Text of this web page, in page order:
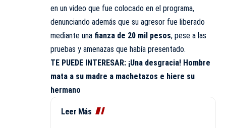
en un video que fue colocado en el programa,
denunciando además que su agresor fue liberado
mediante una fianza de 20 mil pesos, pese a las
pruebas y amenazas que había presentado.
TE PUEDE INTERESAR: ¡Una desgracia! Hombre
mata a su madre a machetazos e hiere su
hermano
Leer Más